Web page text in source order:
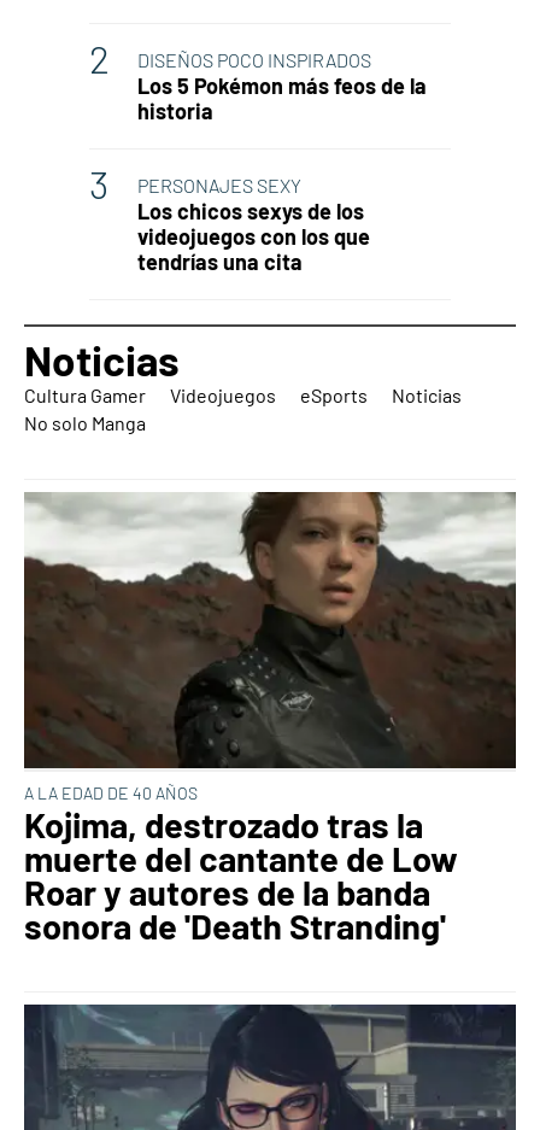
DISEÑOS POCO INSPIRADOS
Los 5 Pokémon más feos de la
historia
PERSONAJES SEXY
Los chicos sexys de los
videojuegos con los que
tendrías una cita
Noticias
Cultura Gamer Videojuegos eSports
Noticias
No solo Manga
A LA EDAD DE 40 AÑOS
Kojima, destrozado tras la
muerte del cantante de Low
Roar y autores de la banda
sonora de 'Death Stranding'